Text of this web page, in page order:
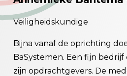
Veiligheidskundige
Bijna vanaf de oprichting
BaSystemen. Een fijn
zijn opdrachtgevers. De